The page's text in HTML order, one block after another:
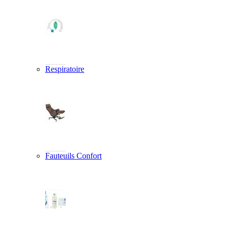
Respiratoire
Fauteuils Confort